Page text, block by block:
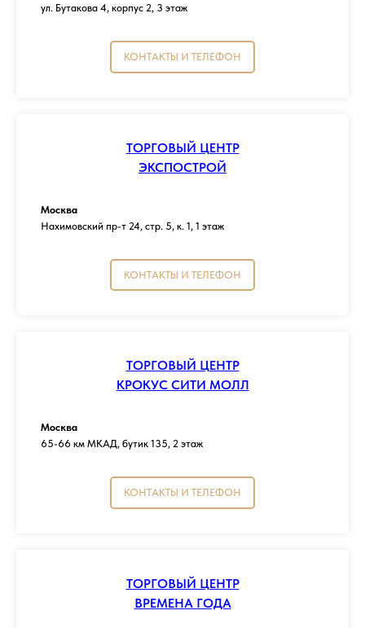
ул. Бутакова 4, корпус 2, 3 этаж
КОНТАКТЫ И ТЕЛЕФОН
ТОРГОВЫЙ ЦЕНТР
ЭКСПОСТРОЙ
Москва
Нахимовский пр-т 24, стр. 5, к. 1, 1 этаж
КОНТАКТЫ И ТЕЛЕФОН
ТОРГОВЫЙ ЦЕНТР
КРОКУС СИТИ МОЛЛ
Москва
65-66 км МКАД, бутик 135, 2 этаж
КОНТАКТЫ И ТЕЛЕФОН
ТОРГОВЫЙ ЦЕНТР
ВРЕМЕНА ГОДА